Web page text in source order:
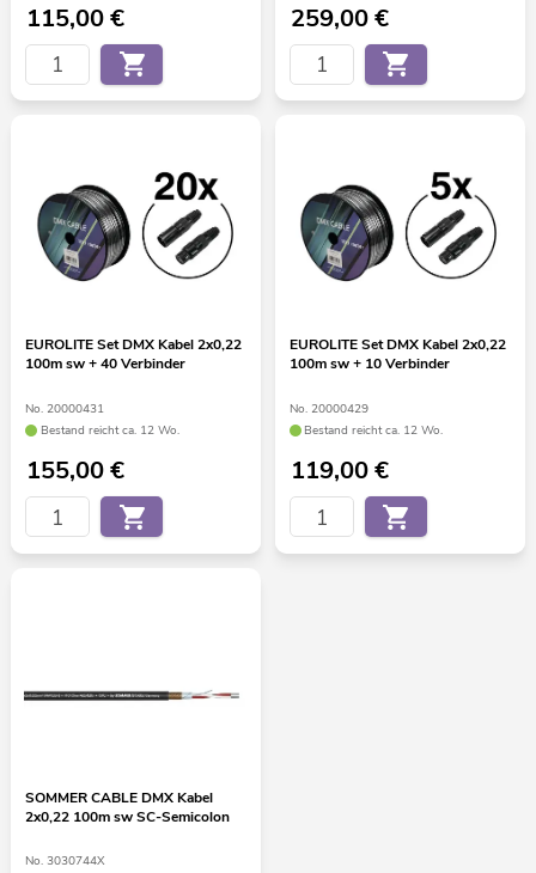
115,00€ 259,00€
EUROLITE Set DMX Kabel 2x0,22
100m sw + 40 Verbinder
No. 20000431
Bestand reicht ca. 12 Wo.
155,00€
EUROLITE Set DMX Kabel 2x0,22
100m sw + 10 Verbinder
No. 20000429
Bestand reicht ca. 12 Wo.
119,00€
SOMMER CABLE DMX Kabel
2x0,22 100m sw SC-Semicolon
No. 3030744X